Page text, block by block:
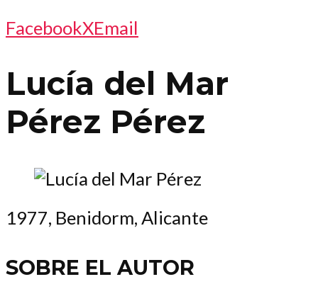
FacebookXEmail
Lucía del Mar
Pérez Pérez
1977, Benidorm, Alicante
SOBRE EL AUTOR